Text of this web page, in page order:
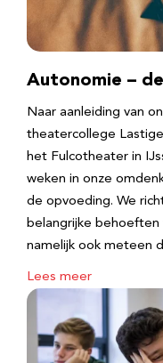
Autonomie –
Naar aanleiding van
theatercollege
het Fulcotheater in
weken in onze
de opvoeding. We
belangrijke behoeften
namelijk ook meteen
Lees meer